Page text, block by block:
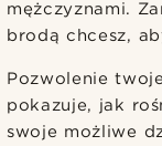
mężczyznami.
brodą chcesz,
Pozwolenie
pokazuje, jak
swoje możliwe